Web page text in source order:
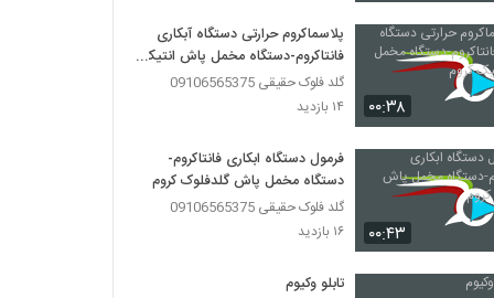
۰۰:۳۸
پلاسماکروم حرارتی دستگاه آبکاری
فانتاکروم-دستگاه مخمل پاش انتیک
کروم
گلد فلوک حقیقی 09106565375
۱۴ بازدید
۰۰:۴۳
فرمول دستگاه ابکاری فانتاکروم-
دستگاه مخمل پاش گلدفلوک کروم
گلد فلوک حقیقی 09106565375
۱۶ بازدید
تابلو وکیوم